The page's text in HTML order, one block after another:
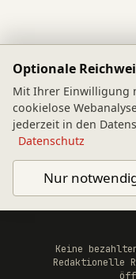
Optionale
Mit Ihrer Einwilligung
cookielose
jederzeit in den
Datenschutz
Nur
Keine
Redaktionelle
Tool-Index
Kategorien
Impressum